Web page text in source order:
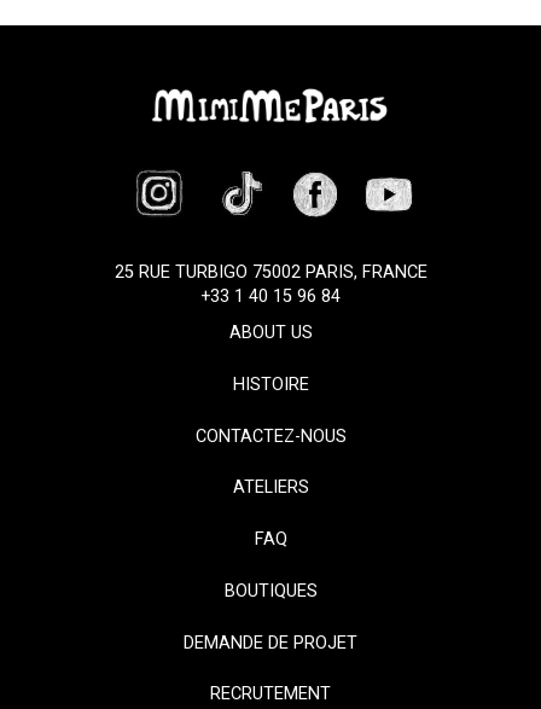
25 RUE TURBIGO 75002 PARIS, FRANCE
+33 1 40 15 96 84
ABOUT US
HISTOIRE
CONTACTEZ-NOUS
ATELIERS
FAQ
BOUTIQUES
DEMANDE DE PROJET
RECRUTEMENT